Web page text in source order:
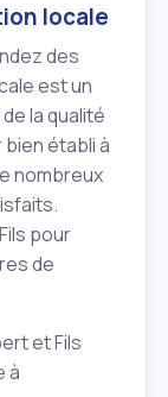
locale
des
est un
la qualité
établi à
nombreux
pour
de
et Fils
à